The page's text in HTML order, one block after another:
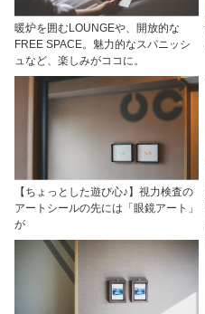
暖炉を囲むLOUNGEや、開放的な
FREE SPACE。魅力的なスパニッシ
ュなど、楽しみがココに。
【ちょっとした遊び心♪】視力検査の
アートシールの先には「眼鏡アート」
が